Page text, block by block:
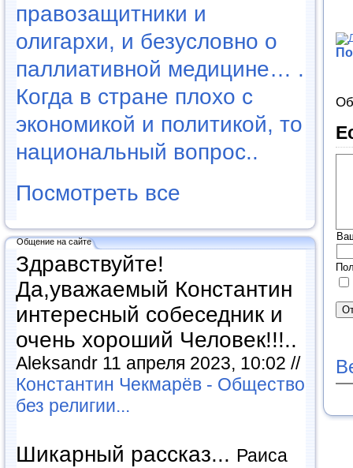
правозащитники и
олигархи, и безусловно о
паллиативной медицине… .
Когда в стране плохо с
экономикой и политикой, то
национальный вопрос..
Посмотреть все
Общение на сайте
Здравствуйте!
Да,уважаемый Константин
интересный собеседник и
очень хороший Человек!!!..
Aleksandr 11 апреля 2023, 10:02 //
Константин Чекмарёв - Общество
без религии...
Шикарный рассказ... Раиса